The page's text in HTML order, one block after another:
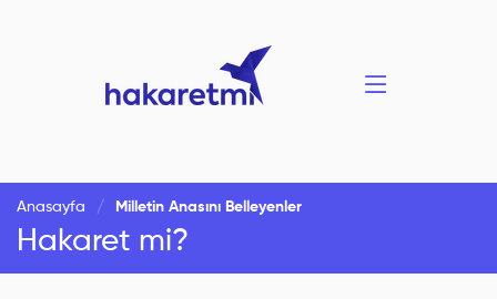
Anasayfa Milletin Anasını Belleyenler
Hakaret mi?